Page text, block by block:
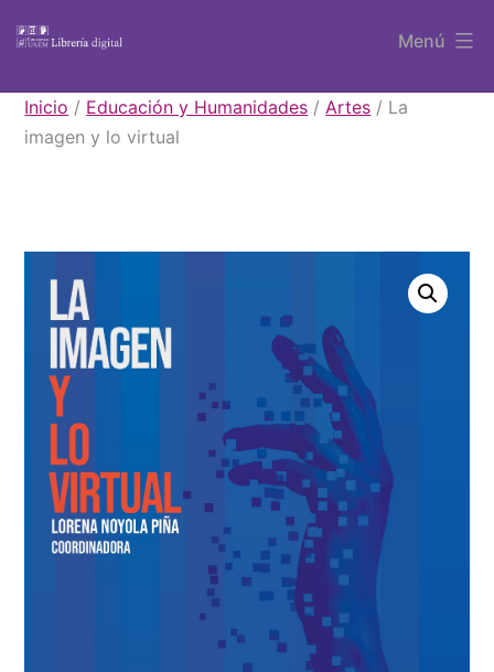
contenido
Libros
UAEM
Menú
Inicio / Educación y Humanidades /Artes / La
imagen y lo virtual